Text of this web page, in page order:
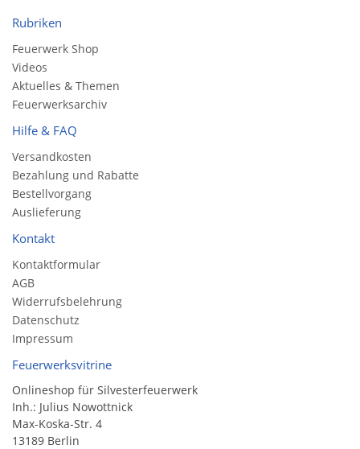
Rubriken
Feuerwerk Shop
Videos
Aktuelles & Themen
Feuerwerksarchiv
Hilfe & FAQ
Versandkosten
Bezahlung und Rabatte
Bestellvorgang
Auslieferung
Kontakt
Kontaktformular
AGB
Widerrufsbelehrung
Datenschutz
Impressum
Feuerwerksvitrine
Onlineshop für Silvesterfeuerwerk
Inh.: Julius Nowottnick
Max-Koska-Str. 4
13189 Berlin